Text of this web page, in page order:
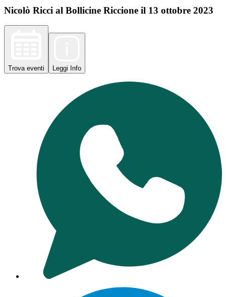
Nicolò Ricci al Bollicine Riccione il 13 ottobre 2023
Trova eventi Leggi Info